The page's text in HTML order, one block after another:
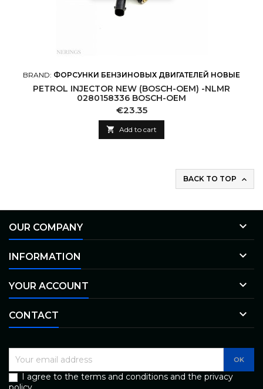
BRAND: ФОРСУНКИ БЕНЗИНОВЫХ ДВИГАТЕЛЕЙ НОВЫЕ
PETROL INJECTOR NEW (BOSCH-OEM) -NLMR
0280158336 BOSCH-OEM
Price
€23.35
 Add to cart
BACK TO TOP 
OUR COMPANY 
INFORMATION 
YOUR ACCOUNT 
CONTACT 
I agree to the terms and conditions and the privacy